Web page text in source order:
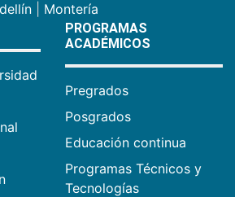
Montería
PROGRAMAS
ACADÉMICOS
Pregrados
Posgrados
Educación continua
Programas Técnicos y
Tecnologías